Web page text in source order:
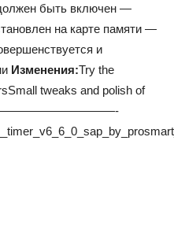
быть включен —
на карте памяти —
и
Изменения:Try the
tweaks and polish of